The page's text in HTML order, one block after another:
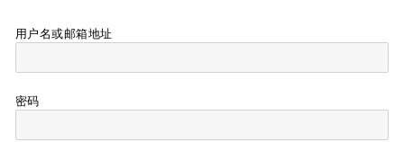
用户名或邮箱地址
密码